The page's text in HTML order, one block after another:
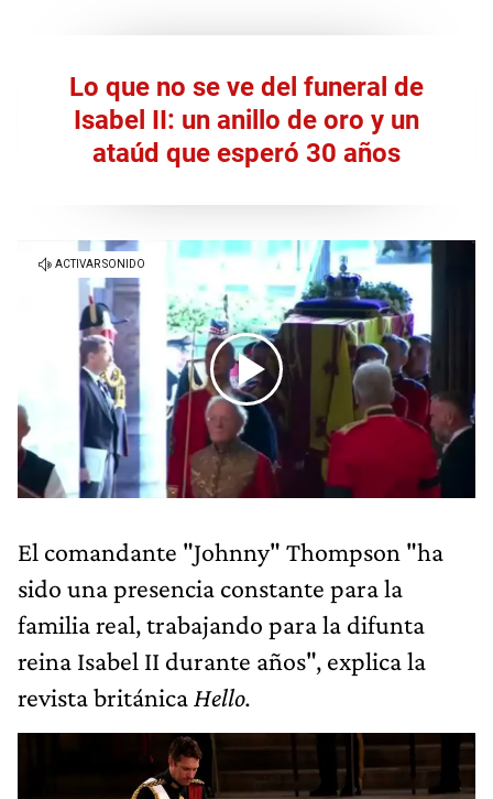
Lo que no se ve del funeral de
Isabel II: un anillo de oro y un
ataúd que esperó 30 años
El comandante "Johnny" Thompson "ha
sido una presencia constante para la
familia real, trabajando para la difunta
reina Isabel II durante años", explica la
revista británica Hello.